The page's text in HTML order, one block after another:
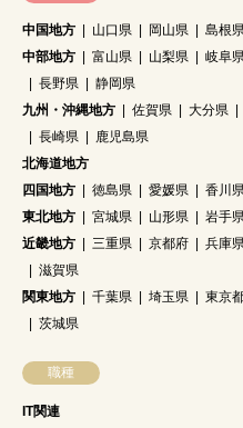
中国地方 山口県 岡山県 島根
中部地方
富山県 山梨県 岐阜
長野県
静岡県
九州・沖縄地方
佐賀県 大分県
長崎県
鹿児島県
北海道地方
四国地方
徳島県 愛媛県 香川
東北地方
宮城県 山形県 岩手
近畿地方
三重県 京都府 兵庫
滋賀県
関東地方
千葉県 埼玉県 東京
茨城県
職種
IT関連